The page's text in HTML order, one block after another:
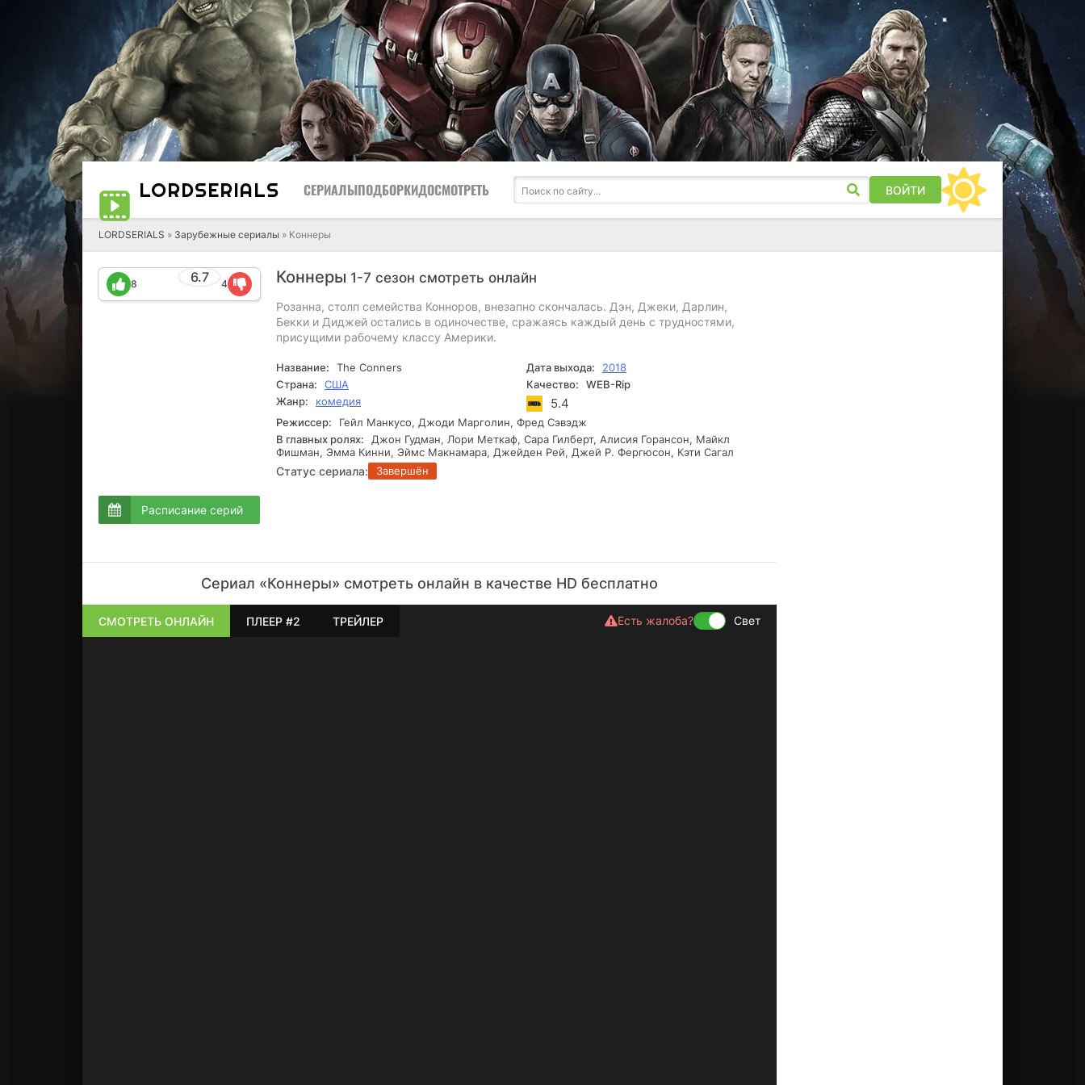
LORDSERIALS СЕРИАЛЫПОДБОРКИДОСМОТРЕТЬ ВОЙТИ
LORDSERIALS » Зарубежные сериалы » Коннеры
Коннеры 1-7 сезон смотреть онлайн
6.7
8 4
Расписание серий
Розанна, столп семейства Конноров, внезапно скончалась. Дэн, Джеки, Дарлин,
Бекки и Диджей остались в одиночестве, сражаясь каждый день с трудностями,
присущими рабочему классу Америки.
Название: The Conners Дата выхода:
2018
Страна:
США Качество:
WEB-Rip
Жанр:
комедия 5.4
Режиссер:
Гейл Манкусо, Джоди Марголин, Фред Сэвэдж
В главных ролях:
Джон Гудман, Лори Меткаф, Сара Гилберт, Алисия Горансон, Майкл
Фишман, Эмма Кинни, Эймс Макнамара, Джейден Рей, Джей Р. Фергюсон, Кэти Сагал
Статус сериала: Завершён
Сериал «Коннеры» смотреть онлайн в качестве HD бесплатно
СМОТРЕТЬ ОНЛАЙН ПЛЕЕР #2 ТРЕЙЛЕР Есть жалоба? Свет